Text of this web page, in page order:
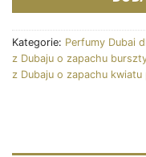
Kategorie: Perfumy Dubai
z Dubaju o zapachu
z Dubaju o zapachu kwiatu